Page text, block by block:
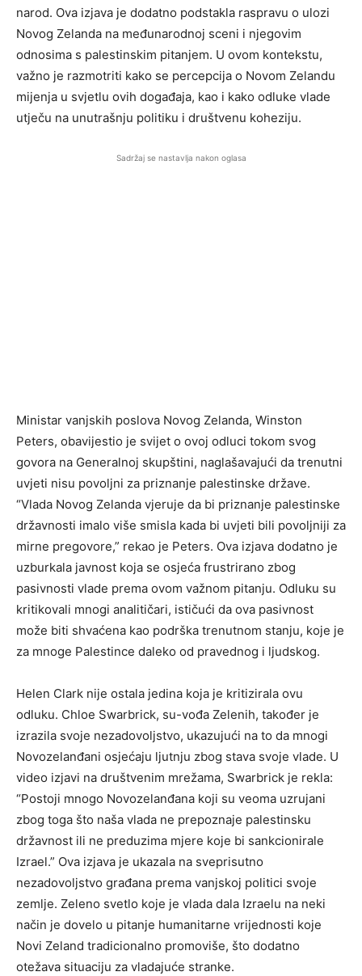
narod. Ova izjava je dodatno podstakla raspravu o ulozi
Novog Zelanda na međunarodnoj sceni i njegovim
odnosima s palestinskim pitanjem. U ovom kontekstu,
važno je razmotriti kako se percepcija o Novom Zelandu
mijenja u svjetlu ovih događaja, kao i kako odluke vlade
utječu na unutrašnju politiku i društvenu koheziju.
Sadržaj se nastavlja nakon oglasa
Ministar vanjskih poslova Novog Zelanda, Winston
Peters, obavijestio je svijet o ovoj odluci tokom svog
govora na Generalnoj skupštini, naglašavajući da trenutni
uvjeti nisu povoljni za priznanje palestinske države.
“Vlada Novog Zelanda vjeruje da bi priznanje palestinske
državnosti imalo više smisla kada bi uvjeti bili povoljniji za
mirne pregovore,” rekao je Peters. Ova izjava dodatno je
uzburkala javnost koja se osjeća frustrirano zbog
pasivnosti vlade prema ovom važnom pitanju. Odluku su
kritikovali mnogi analitičari, ističući da ova pasivnost
može biti shvaćena kao podrška trenutnom stanju, koje je
za mnoge Palestince daleko od pravednog i ljudskog.
Helen Clark nije ostala jedina koja je kritizirala ovu
odluku. Chloe Swarbrick, su-vođa Zelenih, također je
izrazila svoje nezadovoljstvo, ukazujući na to da mnogi
Novozelanđani osjećaju ljutnju zbog stava svoje vlade. U
video izjavi na društvenim mrežama, Swarbrick je rekla:
“Postoji mnogo Novozelanđana koji su veoma uzrujani
zbog toga što naša vlada ne prepoznaje palestinsku
državnost ili ne preduzima mjere koje bi sankcionirale
Izrael.” Ova izjava je ukazala na sveprisutno
nezadovoljstvo građana prema vanjskoj politici svoje
zemlje. Zeleno svetlo koje je vlada dala Izraelu na neki
način je dovelo u pitanje humanitarne vrijednosti koje
Novi Zeland tradicionalno promoviše, što dodatno
otežava situaciju za vladajuće stranke.